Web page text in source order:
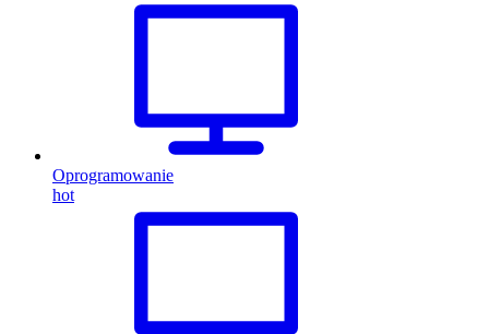
Oprogramowanie
hot